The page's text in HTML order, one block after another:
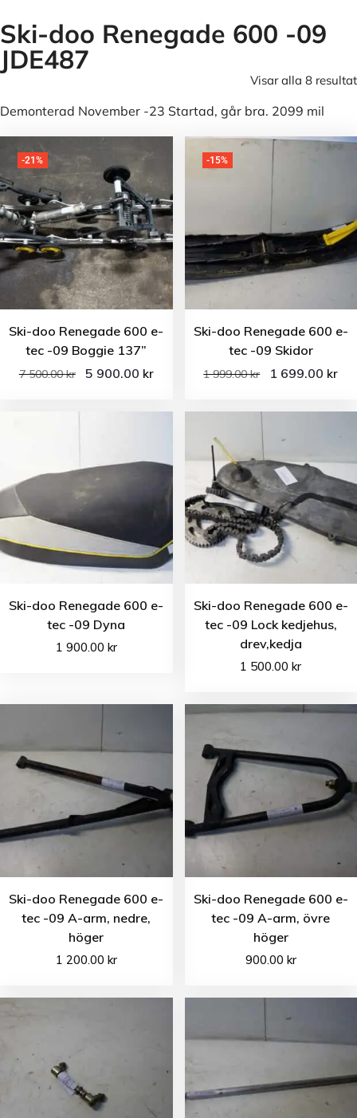
Ski-doo Renegade 600 -09
JDE487
Visar alla 8 resultat
Demonterad November -23 Startad, går bra. 2099 mil
-21%
Ski-doo Renegade 600 e-
tec -09 Boggie 137”
7 500.00kr 5 900.00 kr
-15%
Ski-doo Renegade 600 e-
tec -09 Skidor
1 999.00kr 1 699.00 kr
Ski-doo Renegade 600 e-
tec -09 Dyna
1 900.00 kr
Ski-doo Renegade 600 e-
tec -09 Lock kedjehus,
drev,kedja
1 500.00kr
Ski-doo Renegade 600 e-
tec -09 A-arm, nedre,
höger
1 200.00 kr
Ski-doo Renegade 600 e-
tec -09 A-arm, övre
höger
900.00 kr